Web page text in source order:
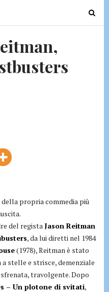
T
o
propria commedia più
del regista Jason Reitman
, da lui diretti nel 1984
(1978), Reitman è stato
stelle e strisce, demenziale
travolgente. Dopo
– Un plotone di svitati,